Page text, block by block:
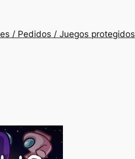
/ Pedidos / Juegos protegidos